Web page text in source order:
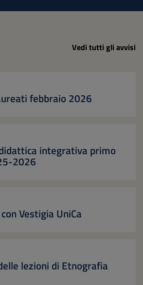
Vedi tutti gli avvisi
febbraio 2026
integrativa primo
2026
Vestigia UniCa
lezioni di Etnografia